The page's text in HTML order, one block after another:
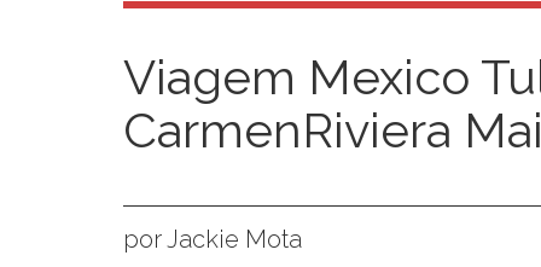
Viagem Mexico
CarmenRiviera
por Jackie Mota